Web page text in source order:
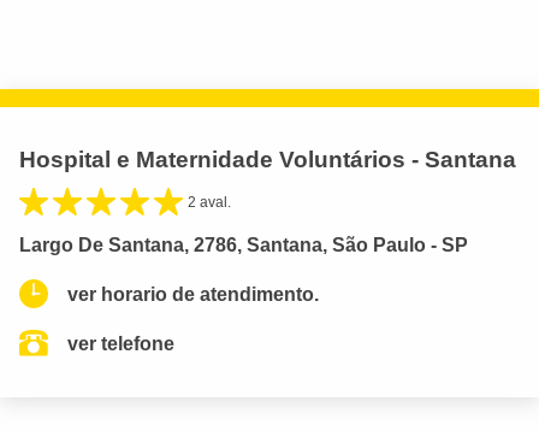
Hospital e Maternidade Voluntários - Santana
2 aval.
Largo De Santana, 2786, Santana, São Paulo - SP
ver horario de atendimento.
ver telefone